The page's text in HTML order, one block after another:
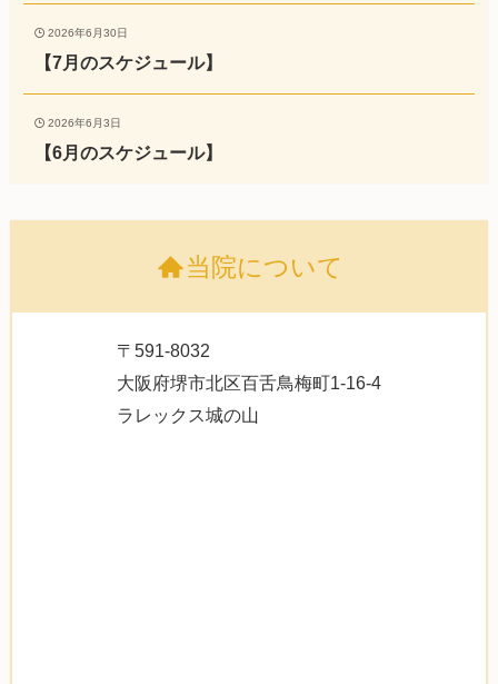
2026年6月30日
【7月のスケジュール】
2026年6月3日
【6月のスケジュール】
当院について
〒591-8032
大阪府堺市北区百舌鳥梅町1-16-4
ラレックス城の山